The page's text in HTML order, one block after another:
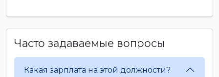
Часто задаваемые вопросы
Какая зарплата на этой должности?